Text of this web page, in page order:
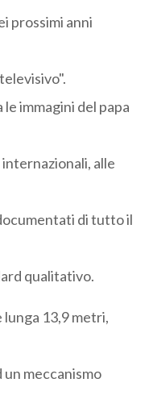
prossimi anni
immagini del papa
alle
di tutto il
qualitativo.
lunga 13,9 metri,
un meccanismo